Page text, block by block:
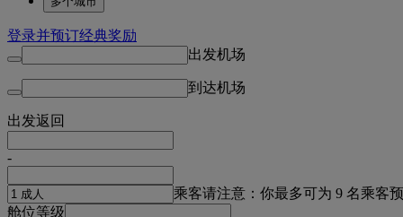
登录并预订经典奖励
出发机场
到达机场
出发返回
-
乘客请注意：你最多可为 9 名乘客
舱位等级